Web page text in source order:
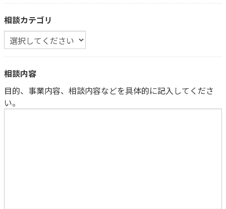
相談カテゴリ
相談内容
目的、事業内容、相談内容などを具体的に記入してくださ
い。